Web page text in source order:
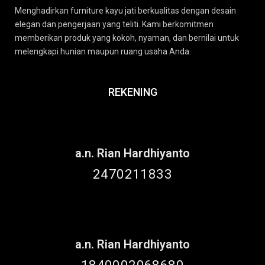
Menghadirkan furniture kayu jati berkualitas dengan desain
elegan dan pengerjaan yang teliti. Kami berkomitmen
memberikan produk yang kokoh, nyaman, dan bernilai untuk
melengkapi hunian maupun ruang usaha Anda.
REKENING
a.n. Rian Hardhiyanto
2470211833
a.n. Rian Hardhiyanto